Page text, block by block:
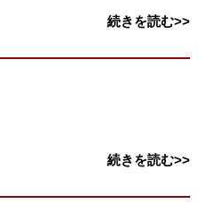
続きを読む>>
続きを読む>>